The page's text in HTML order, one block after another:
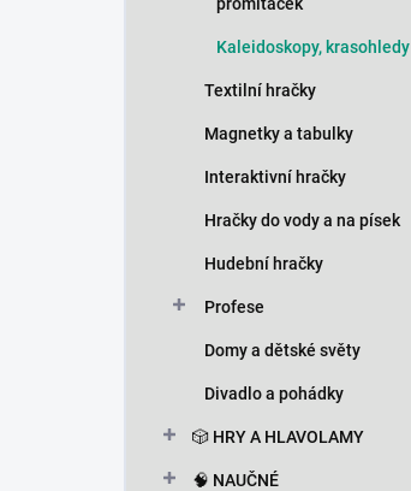
Kaleidoskopy, krasohledy
Textilní hračky
Magnetky a tabulky
Interaktivní hračky
Hračky do vody a na písek
Hudební hračky
Profese
Domy a dětské světy
Divadlo a pohádky
🎲 HRY A HLAVOLAMY
🧠 NAUČNÉ